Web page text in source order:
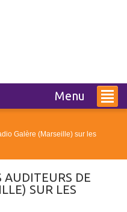
Menu
Galère (Marseille) sur les
AUDITEURS DE
SUR LES